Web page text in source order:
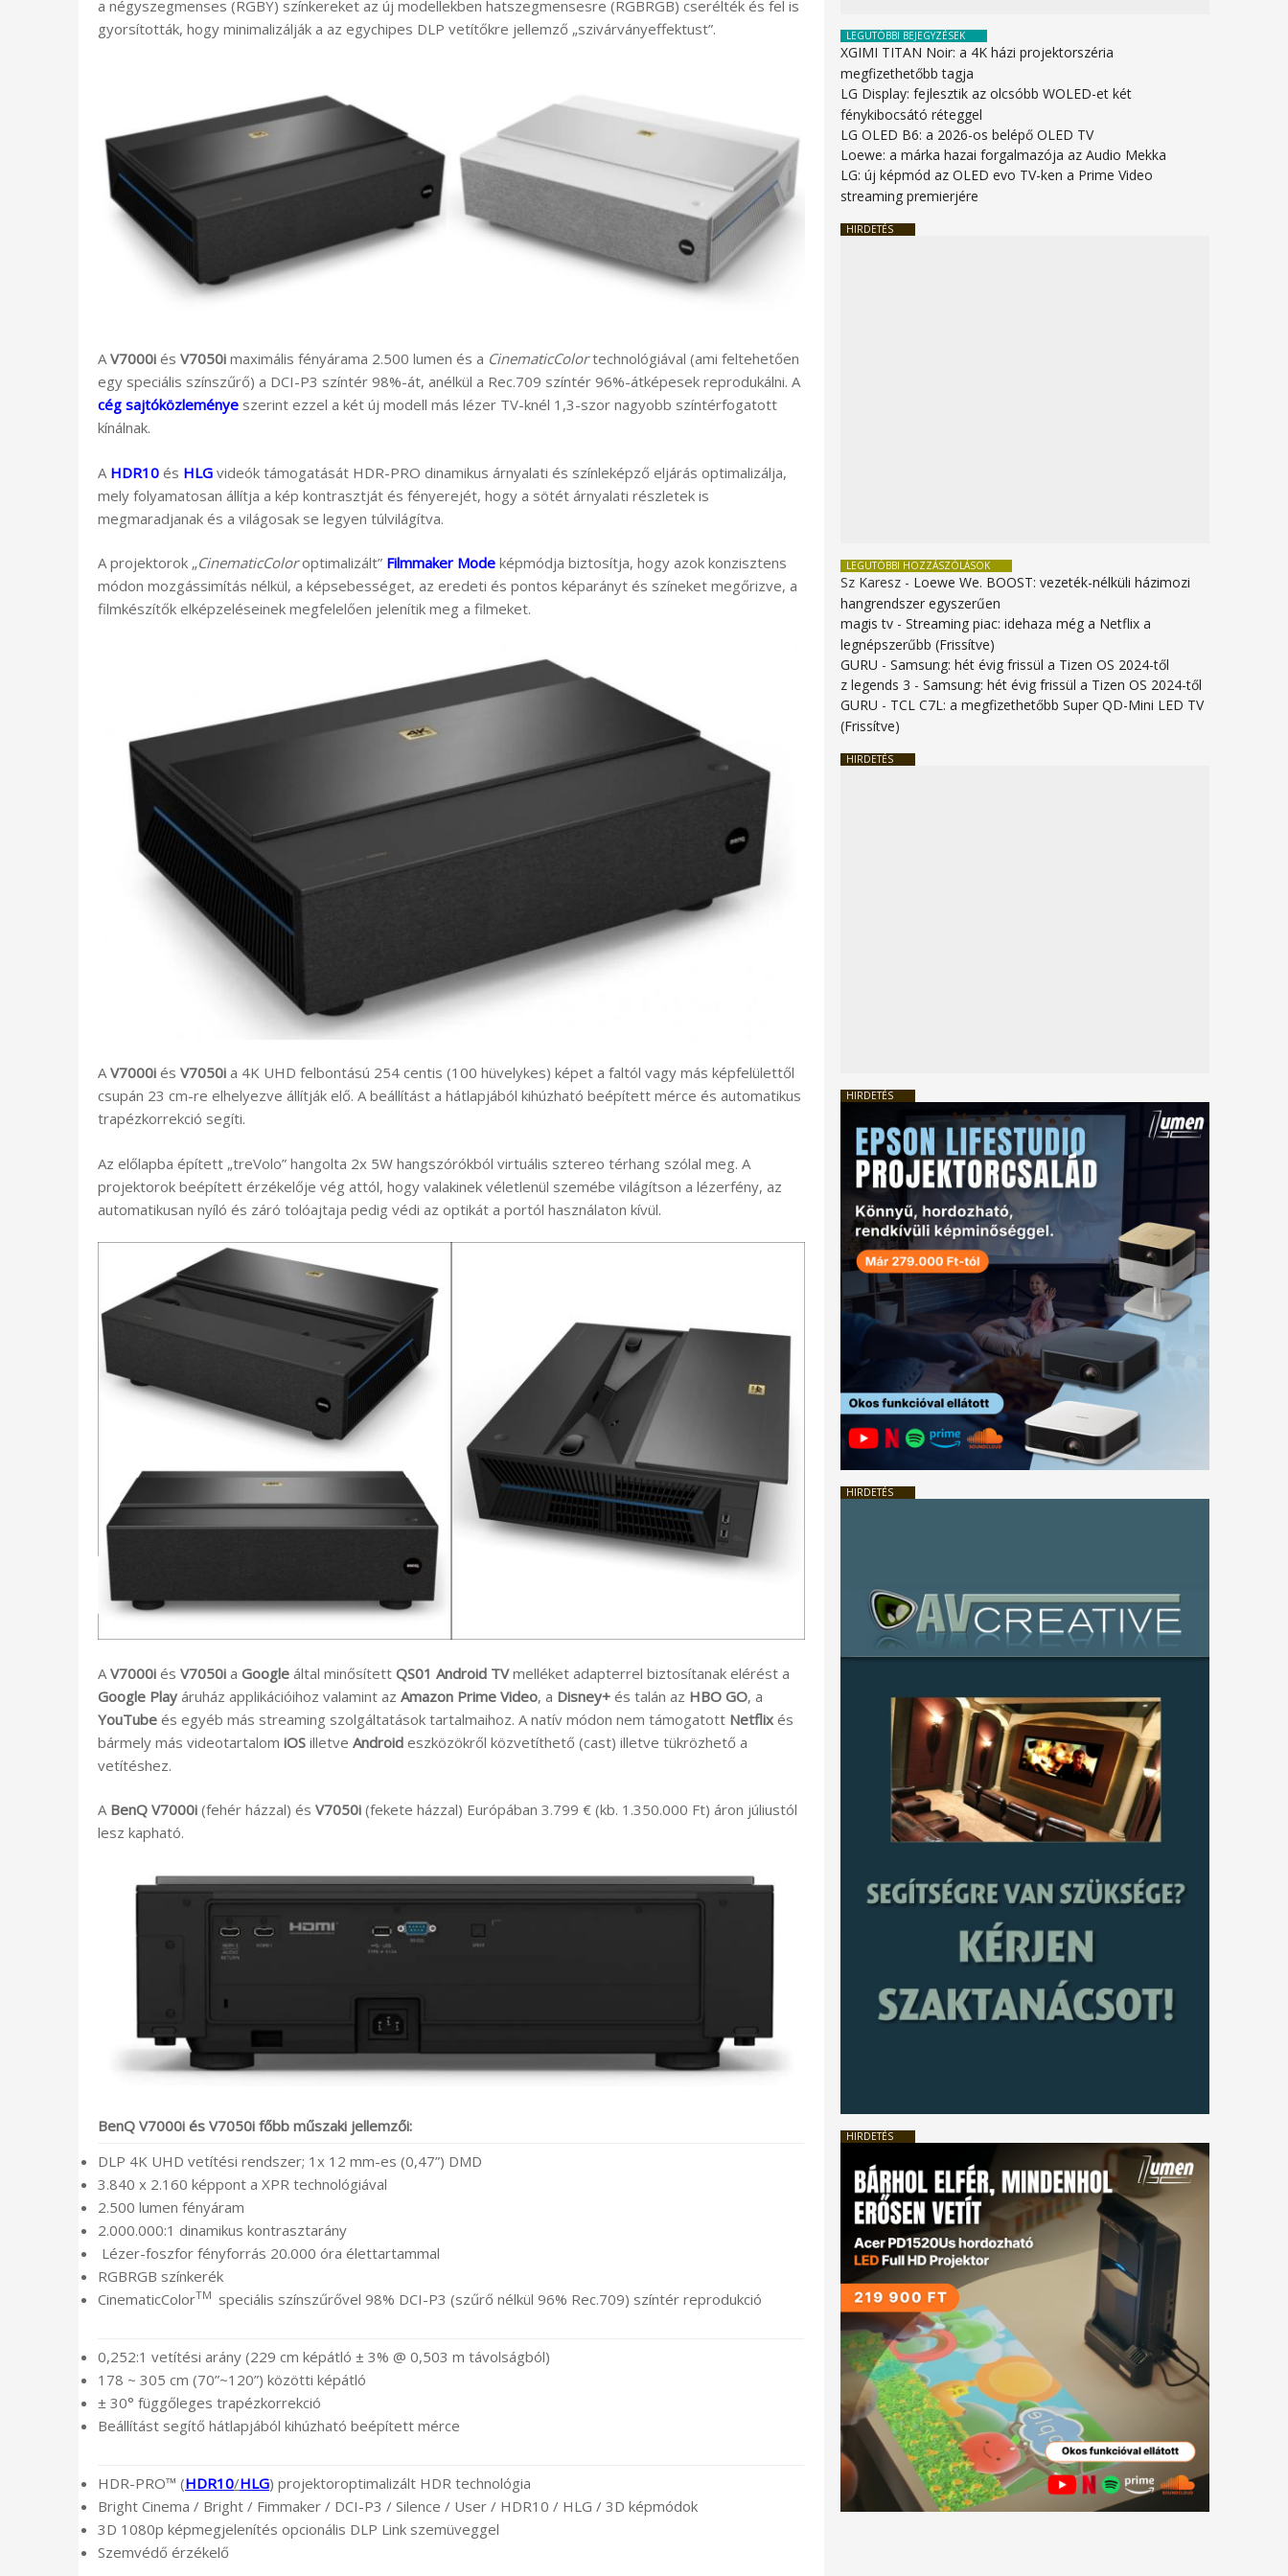
a négyszegmenses (RGBY) színkereket az új modellekben hatszegmensesre (RGBRGB) cserélték és fel is
gyorsították, hogy minimalizálják a az egychipes DLP vetítőkre jellemző „szivárványeffektust”.
AV7000i és V7050i maximális fényárama 2.500 lumen és a CinematicColortechnológiával (ami feltehetően
egy speciális színszűrő) a DCI-P3 színtér 98%-át, anélkül a Rec.709 színtér 96%-átképesek reprodukálni. A
cég sajtóközleménye szerint ezzel a két új modell más lézer TV-knél 1,3-szor nagyobb színtérfogatott
kínálnak.
A HDR10 és HLG videók támogatását HDR-PRO dinamikus árnyalati és színleképző eljárás optimalizálja,
mely folyamatosan állítja a kép kontrasztját és fényerejét, hogy a sötét árnyalati részletek is
megmaradjanak és a világosak se legyen túlvilágítva.
A projektorok „CinematicColoroptimalizált” Filmmaker Mode képmódja biztosítja, hogy azok konzisztens
módon mozgássimítás nélkül, a képsebességet, az eredeti és pontos képarányt és színeket megőrizve, a
filmkészítők elképzeléseinek megfelelően jelenítik meg a filmeket.
AV7000i és V7050i a 4K UHD felbontású 254 centis (100 hüvelykes) képet a faltól vagy más képfelülettől
csupán 23 cm-re elhelyezve állítják elő. A beállítást a hátlapjából kihúzható beépített mérce és automatikus
trapézkorrekció segíti.
Az előlapba épített „treVolo” hangolta 2x 5W hangszórókból virtuális sztereo térhang szólal meg. A
projektorok beépített érzékelője vég attól, hogy valakinek véletlenül szemébe világítson a lézerfény, az
automatikusan nyíló és záró tolóajtaja pedig védi az optikát a portól használaton kívül.
A V7000i és V7050i a Google által minősített QS01 Android TVmelléket adapterrel biztosítanak elérést a
Google Play áruház applikációihoz valamint az Amazon Prime Video, a Disney+ és talán az HBO GO, a
YouTube és egyéb más streaming szolgáltatások tartalmaihoz. A natív módon nem támogatott Netflix és
bármely más videotartalom iOS illetve Android eszközökről közvetíthető (cast) illetve tükrözhető a
vetítéshez.
A BenQ V7000i (fehér házzal) és V7050i (fekete házzal) Európában 3.799 € (kb. 1.350.000 Ft) áron júliustól
lesz kapható.
BenQ V7000i és V7050i főbb műszaki jellemzői:
DLP 4K UHD vetítési rendszer; 1x 12 mm-es (0,47”) DMD
3.840 x 2.160 képpont a XPR technológiával
2.500 lumen fényáram
2.000.000:1 dinamikus kontrasztarány
Lézer-foszfor fényforrás 20.000 óra élettartammal
RGBRGB színkerék
CinematicColorTM speciális színszűrővel 98% DCI-P3 (szűrő nélkül 96% Rec.709) színtér reprodukció
0,252:1 vetítési arány (229 cm képátló ± 3% @ 0,503 m távolságból)
178 ~ 305 cm (70”~120”) közötti képátló
± 30° függőleges trapézkorrekció
Beállítást segítő hátlapjából kihúzható beépített mérce
HDR-PRO™ (HDR10/HLG) projektoroptimalizált HDR technológia
Bright Cinema / Bright / Fimmaker / DCI-P3 / Silence / User / HDR10 / HLG / 3D képmódok
3D 1080p képmegjelenítés opcionális DLP Link szemüveggel
Szemvédő érzékelő
LEGUTÓBBI BEJEGYZÉSEK
XGIMI TITAN Noir: a 4K házi projektorszéria
megfizethetőbb tagja
LG Display: fejlesztik az olcsóbb WOLED-et két
fénykibocsátó réteggel
LG OLED B6: a 2026-os belépő OLED TV
Loewe: a márka hazai forgalmazója az Audio Mekka
LG: új képmód az OLED evo TV-ken a Prime Video
streaming premierjére
HIRDETÉS
LEGUTÓBBI HOZZÁSZÓLÁSOK
Sz Karesz - Loewe We. BOOST: vezeték-nélküli házimozi
hangrendszer egyszerűen
magis tv -Streaming piac: idehaza még a Netflix a
legnépszerűbb (Frissítve)
GURU -Samsung: hét évig frissül a Tizen OS 2024-től
z legends 3 -Samsung: hét évig frissül a Tizen OS 2024-től
GURU - TCL C7L: a megfizethetőbb Super QD-Mini LED TV
(Frissítve)
HIRDETÉS
HIRDETÉS
HIRDETÉS
HIRDETÉS